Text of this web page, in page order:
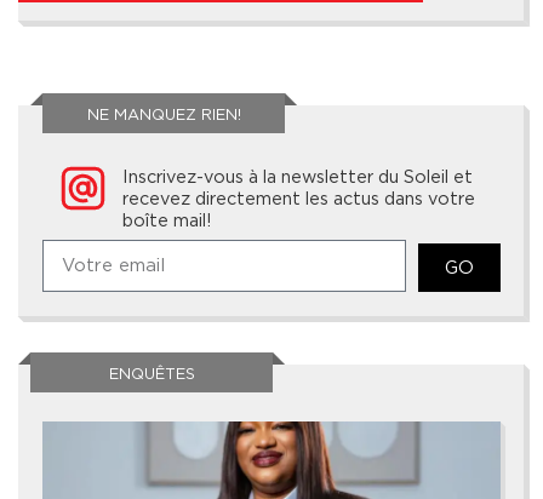
NE MANQUEZ RIEN!
Inscrivez-vous à la newsletter du Soleil et
recevez directement les actus dans votre
boîte mail!
GO
ENQUÊTES